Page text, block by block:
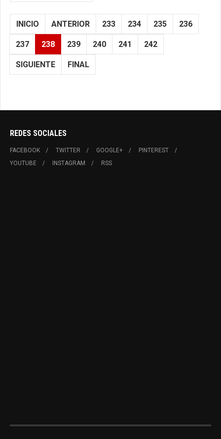
INICIO ANTERIOR 233 234 235 236
237 238 239 240 241 242
SIGUIENTE FINAL
REDES SOCIALES
FACEBOOK TWITTER GOOGLE+
PINTEREST
YOUTUBE
INSTAGRAM RSS